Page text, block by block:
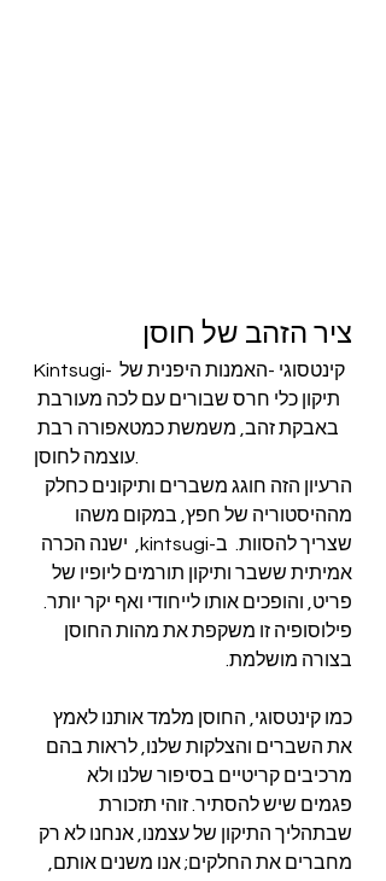
ציר הזהב של חוסן
Kintsugi- קינטסוגי -האמנות היפנית של
תיקון כלי חרס שבורים עם לכה מעורבת
באבקת זהב, משמשת כמטאפורה רבת
הרעיון הזה חוגג משברים ותיקונים כחלק
מההיסטוריה של חפץ, במקום משהו
שצריך להסוות.  ב-kintsugi,  ישנה הכרה
אמיתית ששבר ותיקון תורמים ליופיו של
פריט, והופכים אותו לייחודי ואף יקר יותר.
פילוסופיה זו משקפת את מהות החוסן
בצורה מושלמת.
כמו קינטסוגי, החוסן מלמד אותנו לאמץ
את השברים והצלקות שלנו, לראות בהם
מרכיבים קריטיים בסיפור שלנו ולא
פגמים שיש להסתיר. זוהי תזכורת
שבתהליך התיקון של עצמנו, אנחנו לא רק
מחברים את החלקים; אנו משנים אותם,